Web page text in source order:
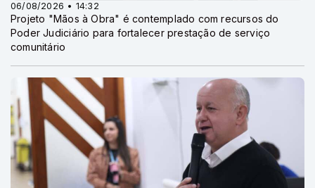
06/08/2026 • 14:32
Projeto "Mãos à Obra" é contemplado com recursos do
Poder Judiciário para fortalecer prestação de serviço
comunitário